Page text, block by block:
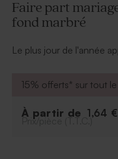
Faire part
fond marbré
Le plus jour de l'année
À personnaliser :
Texte
15% offerts* sur tout
À partir de 1,64 €
Prix/pièce (T.T.C.)